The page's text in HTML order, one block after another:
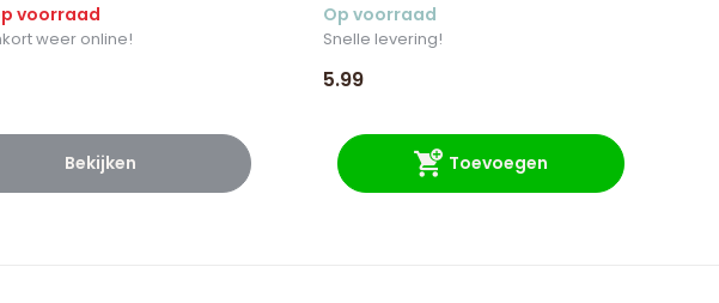
voorraad
weer online!
Bekijken
Op voorraad
Snelle levering!
5.99
Toevoegen